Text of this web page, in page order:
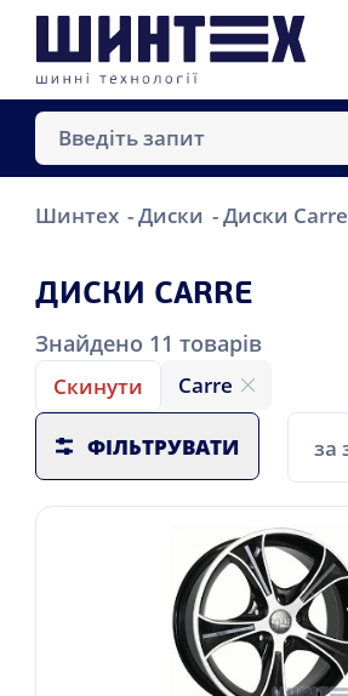
Шинтех Диски Диски Carre
ДИСКИ CARRE
Знайдено 11 товарів
Скинути Carre
ФІЛЬТРУВАТИ